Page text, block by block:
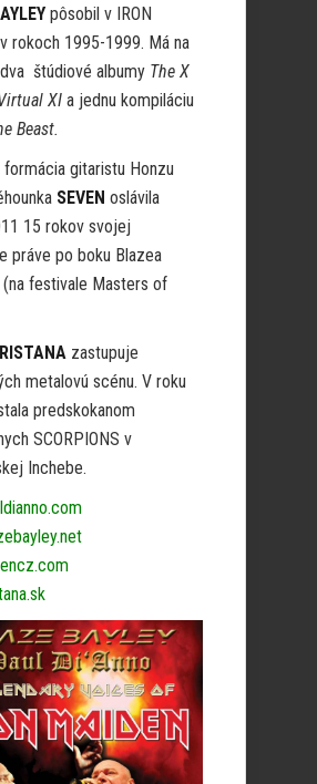
pôsobil v IRON
rokoch 1995-1999. Má na
štúdiové albumy The X
XI a jednu kompiláciu
Beast.
formácia gitaristu Honzu
SEVEN oslávila
15 rokov svojej
práve po boku Blazea
(na festivale Masters of
zastupuje
metalovú scénu. V roku
predskokanom
SCORPIONS v
Inchebe.